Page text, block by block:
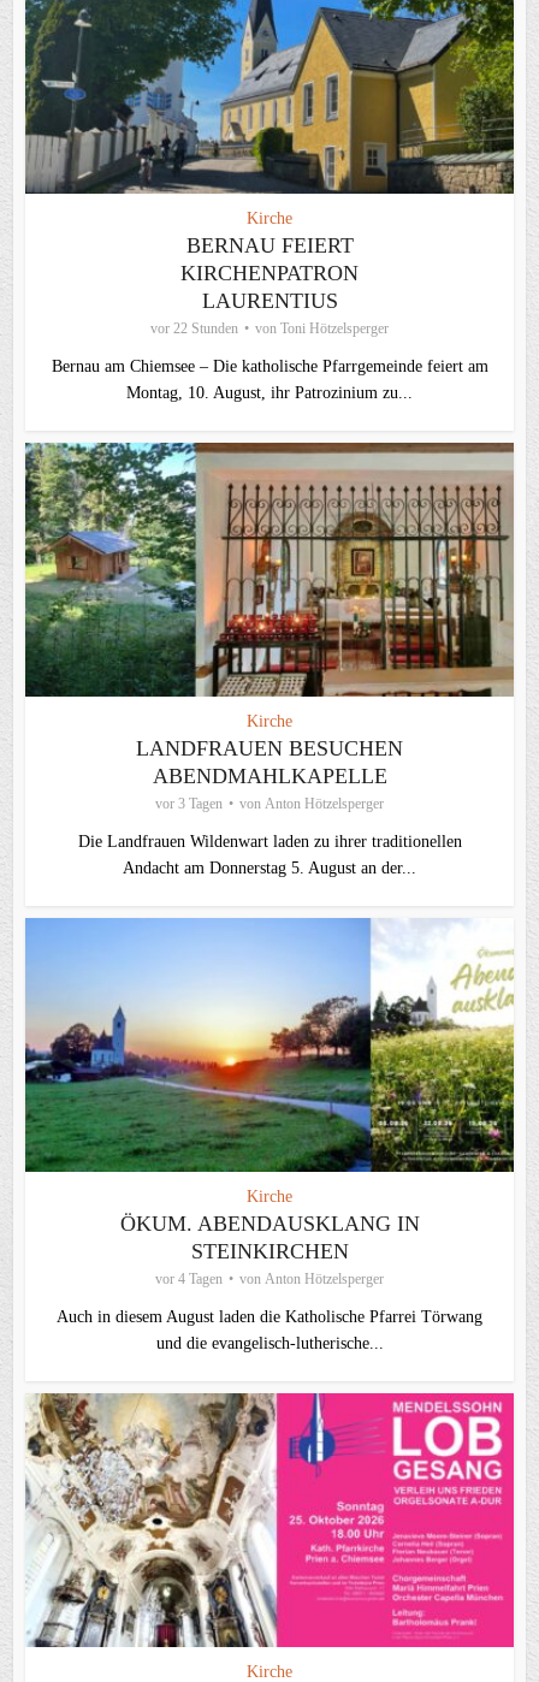
Kirche
BERNAU FEIERT
KIRCHENPATRON
LAURENTIUS
vor 22 Stunden von Toni Hötzelsperger
Bernau am Chiemsee – Die katholische Pfarrgemeinde feiert am
Montag, 10. August, ihr Patrozinium zu...
Kirche
LANDFRAUEN BESUCHEN
ABENDMAHLKAPELLE
vor 3 Tagen von Anton Hötzelsperger
Die Landfrauen Wildenwart laden zu ihrer traditionellen
Andacht am Donnerstag 5. August an der...
Kirche
ÖKUM. ABENDAUSKLANG IN
STEINKIRCHEN
vor 4 Tagen von Anton Hötzelsperger
Auch in diesem August laden die Katholische Pfarrei Törwang
und die evangelisch‑lutherische...
Kirche